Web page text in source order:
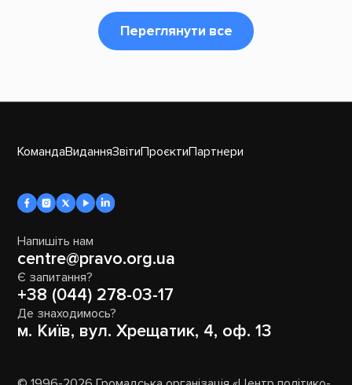
Переглянути все
КомандаВиданняЗвітиПроєктиПартнери
Напишіть нам
centre@pravo.org.ua
Є запитання?
+38 (044) 278-03-17
Де знаходимось?
м. Київ, вул. Хрещатик, 4, оф. 13